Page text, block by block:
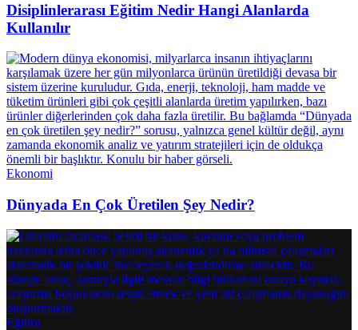
Disiplinlerarası Eğitim Nedir Hangi Alanlarda
Kullanılır
Ekonomi
Dünyada En Çok Üretilen Şey Nedir?
Eğitim